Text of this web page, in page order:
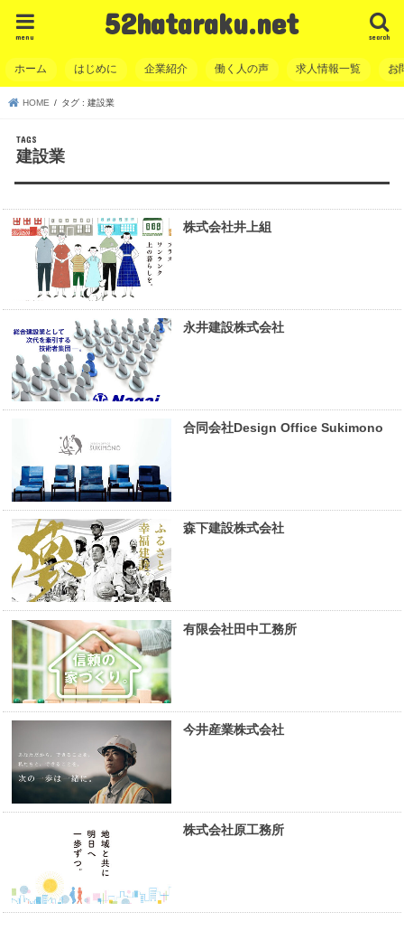
52hataraku.net search
menu
ホーム はじめに 企業紹介 働く人の声 求人情報一覧 お
HOME タグ : 建設業
建設業
株式会社井上組
永井建設株式会社
合同会社Design Office Sukimono
森下建設株式会社
有限会社田中工務所
今井産業株式会社
株式会社原工務所